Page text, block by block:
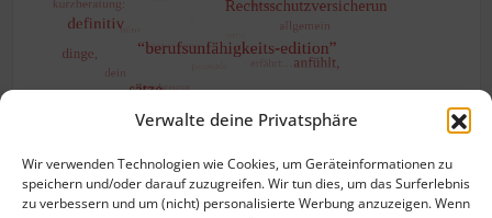
Verwalte deine Privatsphäre
Wir verwenden Technologien wie Cookies, um Geräteinformationen zu
speichern und/oder darauf zuzugreifen. Wir tun dies, um das Surferlebnis
zu verbessern und um (nicht) personalisierte Werbung anzuzeigen. Wenn